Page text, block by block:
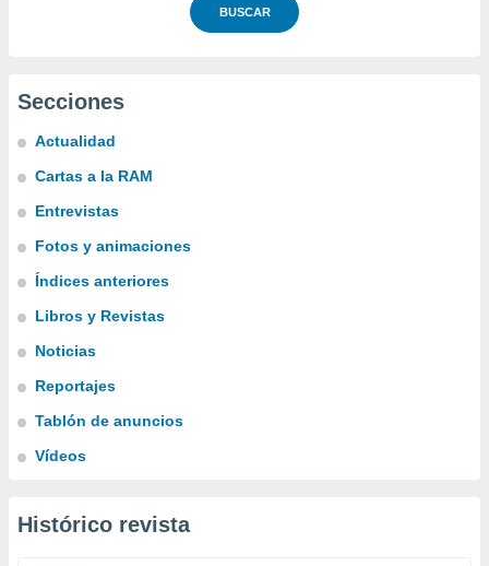
BUSCAR
Secciones
Actualidad
Cartas a la RAM
Entrevistas
Fotos y animaciones
Índices anteriores
Libros y Revistas
Noticias
Reportajes
Tablón de anuncios
Vídeos
Histórico revista